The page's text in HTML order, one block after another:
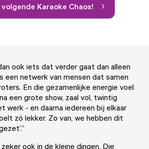
Karaoke Chaos!
ook iets dat verder gaat dan alleen
een netwerk van mensen dat samen
En die gezamenlijke energie voel
een grote show, zaal vol, twintig
werk - en daarna iedereen bij elkaar
zó lekker. Zo van, we hebben dit
ook in de kleine dingen. Die